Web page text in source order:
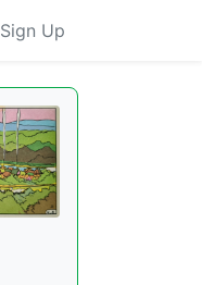
Sign Up